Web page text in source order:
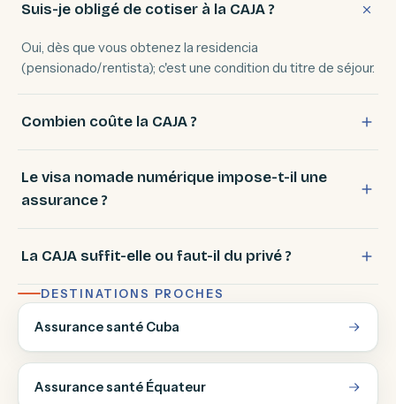
Suis-je obligé de cotiser à la CAJA ?
Oui, dès que vous obtenez la residencia
(pensionado/rentista); c'est une condition du titre de séjour.
Combien coûte la CAJA ?
Le visa nomade numérique impose-t-il une
assurance ?
La CAJA suffit-elle ou faut-il du privé ?
DESTINATIONS PROCHES
Assurance santé Cuba
Assurance santé Équateur